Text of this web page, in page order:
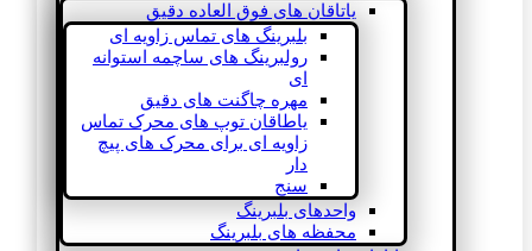
یاتاقان های فوق العاده دقیق
بلبرینگ های تماس زاویه ای
رولبرینگ های ساچمه استوانه
ای
مهره چاگنت های دقیق
یاطاقان توپ های محرک تماس
زاویه ای برای محرک های پیچ
دار
سنج
واحدهای بلبرینگ
محفظه های بلبرینگ